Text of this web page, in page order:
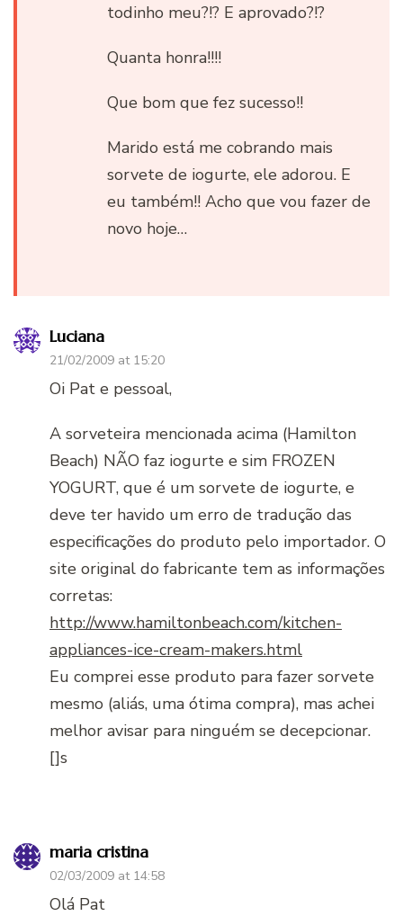
todinho meu?!? E aprovado?!?
Quanta honra!!!!
Que bom que fez sucesso!!
Marido está me cobrando mais
sorvete de iogurte, ele adorou. E
eu também!! Acho que vou fazer de
novo hoje…
Luciana
21/02/2009 at 15:20
Oi Pat e pessoal,
A sorveteira mencionada acima (Hamilton
Beach) NÃO faz iogurte e sim FROZEN
YOGURT, que é um sorvete de iogurte, e
deve ter havido um erro de tradução das
especificações do produto pelo importador. O
site original do fabricante tem as informações
corretas:
http://www.hamiltonbeach.com/kitchen-
appliances-ice-cream-makers.html
Eu comprei esse produto para fazer sorvete
mesmo (aliás, uma ótima compra), mas achei
melhor avisar para ninguém se decepcionar.
[]s
maria cristina
02/03/2009 at 14:58
Olá Pat